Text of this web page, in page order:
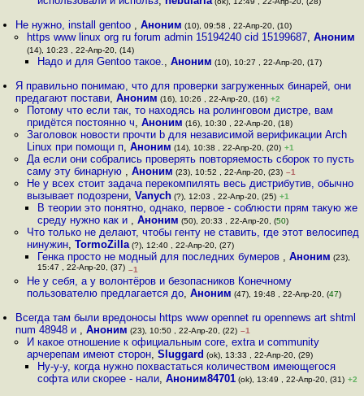
Не нужно, install gentoo ,Аноним (10), 09:58 , 22-Апр-20, (10)
https www linux org ru forum admin 15194240 cid 15199687, Аноним
(14), 10:23 , 22-Апр-20, (14)
Надо и для Gentoo такое., Аноним (10), 10:27 , 22-Апр-20, (17)
Я правильно понимаю, что для проверки загруженных бинарей, они
предагают постави,Аноним (16), 10:26 , 22-Апр-20, (16) +2
Потому что если так, то находясь на ролинговом дистре, вам
придётся постоянно ч, Аноним (16), 10:30 , 22-Апр-20, (18)
Заголовок новости прочти b для независимой верификации Arch
Linux при помощи п, Аноним (14), 10:38 , 22-Апр-20, (20) +1
Да если они собрались проверять повторяемость сборок то пусть
саму эту бинарную , Аноним (23), 10:52 , 22-Апр-20, (23) –1
Не у всех стоит задача перекомпилять весь дистрибутив, обычно
вызывает подозрени, Vanych(?), 12:03 , 22-Апр-20, (25) +1
В теории это понятно, однако, первое - соблюсти прям такую же
среду нужно как и , Аноним (50), 20:33 , 22-Апр-20, (50)
Что только не делают, чтобы генту не ставить, где этот велосипед
нинужин, TormoZilla(?), 12:40 , 22-Апр-20, (27)
Генка просто не модный для последних бумеров , Аноним (23),
15:47 , 22-Апр-20, (37) –1
Не у себя, а у волонтёров и безопасников Конечному
пользователю предлагается до, Аноним (47), 19:48 , 22-Апр-20, (47)
Всегда там были вредоносы https www opennet ru opennews art shtml
num 48948 и ,Аноним (23), 10:50 , 22-Апр-20, (22) –1
И какое отношение к официальным core, extra и community
арчерепам имеют сторон, Sluggard (ok), 13:33 , 22-Апр-20, (29)
Ну-у-у, когда нужно похвастатьcя количеством имеющегося
софта или скорее - нали, Аноним84701(ok), 13:49 , 22-Апр-20, (31) +2